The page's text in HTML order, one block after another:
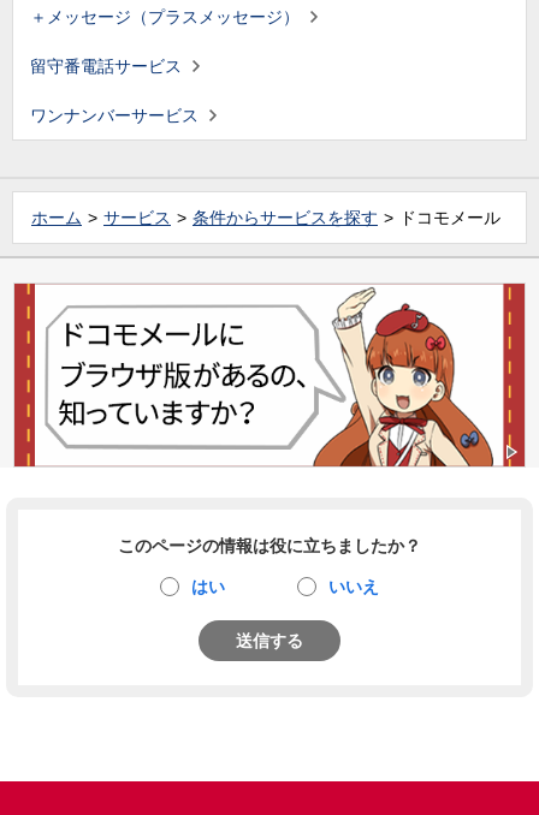
＋メッセージ（プラスメッセージ）
留守番電話サービス
ワンナンバーサービス
ホーム サービス 条件からサービスを探す ドコモメール
このページの情報は役に立ちましたか？
はい いいえ
送信する